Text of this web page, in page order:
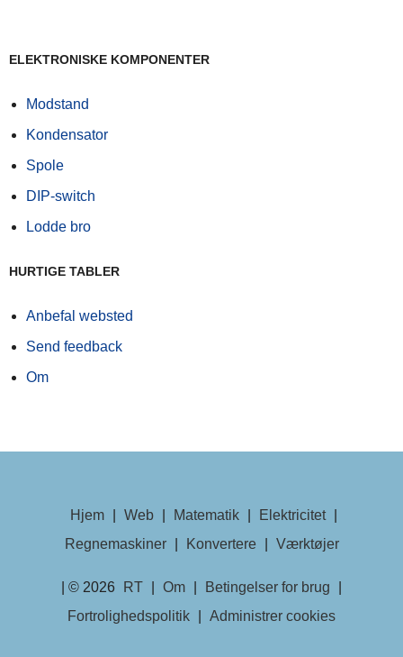
ELEKTRONISKE KOMPONENTER
Modstand
Kondensator
Spole
DIP-switch
Lodde bro
HURTIGE TABLER
Anbefal websted
Send feedback
Om
Hjem Web Matematik Elektricitet
Regnemaskiner
Konvertere Værktøjer
| © 2026 RT Om Betingelser for brug
Fortrolighedspolitik
Administrer cookies